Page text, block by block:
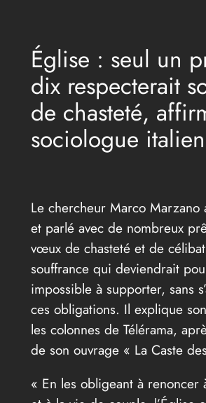
contenuÉglise : seul un
dix respecterait
de chasteté,
sociologue italien
Le chercheur Marco Marzano
et parlé avec de nombreux
vœux de chasteté et de
souffrance qui deviendrait
impossible à supporter, sans
ces obligations. Il explique
les colonnes de Télérama,
de son ouvrage « La Caste
« En les obligeant à renoncer